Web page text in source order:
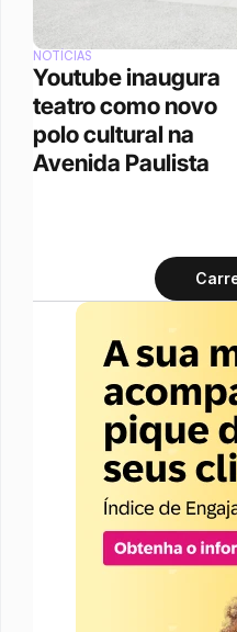
NOTÍCIAS
Youtube inaugura
teatro como novo
polo cultural na
Avenida Paulista